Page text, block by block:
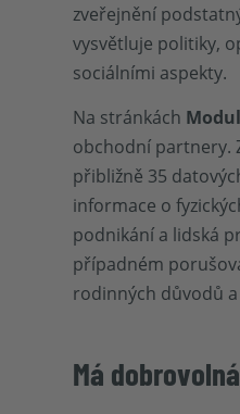
zveřejnění
vysvětluje politiky,
sociálními aspekty.
Na stránkách
obchodní partnery.
přibližně 35
informace o
podnikání a lidská
případném
rodinných důvodů
Má